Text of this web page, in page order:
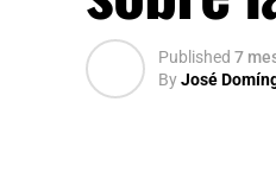
Published 7
ByJosé